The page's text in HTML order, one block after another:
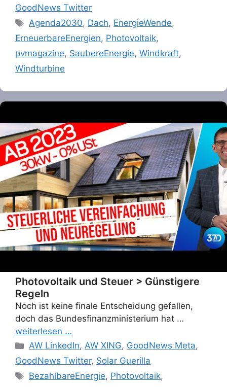
GoodNews Twitter
Tags
Agenda2030, Dach, EnergieWende,
ErneuerbareEnergien, Photovoltaik,
pvmagazine, SaubereEnergie, Windkraft,
Windturbine
Photovoltaik und Steuer > Günstigere
Regeln
Noch ist keine finale Entscheidung gefallen,
doch das Bundesfinanzministerium hat …
weiterlesen …
Categories
AW LinkedIn,AW XING, GoodNews Meta,
GoodNews Twitter, Solar Guerilla
Tags
BezahlbareEnergie, Photovoltaik,